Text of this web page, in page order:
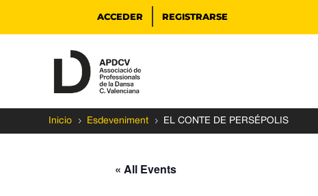
ACCEDER REGISTRARSE
Inicio 5 Esdeveniment 5 EL CONTE DE PERSÉPOLIS
« All Events